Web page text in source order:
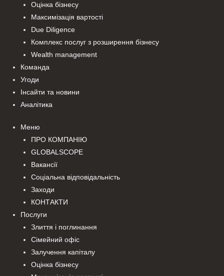
Оцінка бізнесу
Максимізація вартості
Due Diligence
Комплекс послуг з розширення бізнесу
Wealth management
Команда
Угоди
Інсайти та новини
Аналітика
Меню
ПРО КОМПАНІЮ
GLOBALSCOPE
Вакансії
Соціальна відповідальність
Заходи
КОНТАКТИ
Послуги
Злиття і поглинання
Сімейний офіс
Залучення капіталу
Оцінка бізнесу